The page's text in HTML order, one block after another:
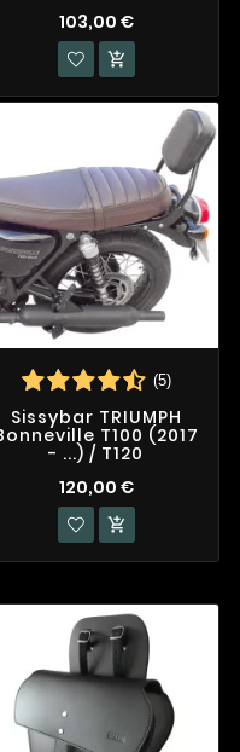
103,00 €

(5)
Sissybar TRIUMPH
T100 (2017
- ...) / T120
120,00 €
